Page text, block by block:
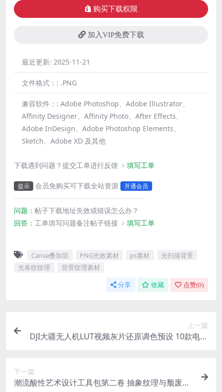
购买下载权限
加入VIP免费下载
最近更新: 2025-11-21
文件格式：: .PNG
兼容软件：: Adobe Photoshop、Adobe Illustrator、
Affinity Designer、Affinity Photo、After Effects、
Adobe InDesign、Adobe Photoshop Elements、
Sketch、Adobe XD 及其他
下载遇到问题？提交工单进行反馈 ﹥填写工单
提示 会员免购买可下载全站资源 开通会员
———————————————————
问题： 帖子下载地址失效或错误怎么办？
回答： 工单填写问题备注帖子链接 ﹥填写工单
Canva叠加层 PNG光效素材 ps素材
光扫描背景
光条纹纹理
背景纹理素材
分享 收藏 点赞(0)
上一篇
DJI大疆无人机LUT视频灰片还原调色预设 10款电影
下一篇
潮流酸性艺术设计工具包第二卷 抽象纹理与颓废仿